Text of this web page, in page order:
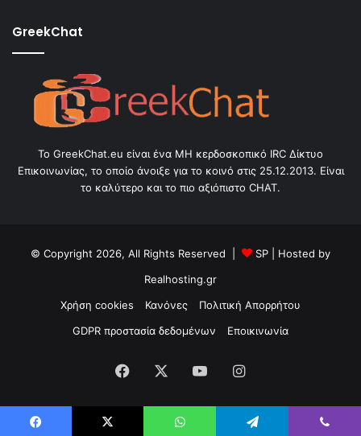
GreekChat
Το GreekChat.eu είναι ένα ΜΗ κερδοσκοπικό IRC Δίκτυο
Επικοινωνίας, το οποίο άνοιξε για το κοινό στις 25.12.2013. Είναι
το καλύτερο και το πιο αξιόπιστο CHAT.
© Copyright 2026, All Rights Reserved | SP | Hosted by
Realhosting.gr
Χρήση cookies
Κανόνες
Πολιτική Απορρήτου
GDPR προστασία δεδομένων
Εποικινωνία
Facebook YouTubeInstagram